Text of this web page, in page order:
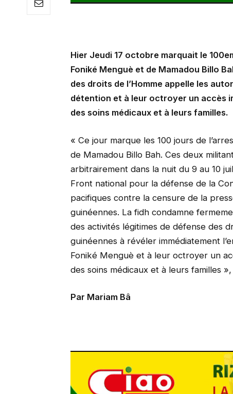
Hier Jeudi 17 octobre marquait le
Foniké Menguè et de Mamadou Billo
des droits de l’Homme appelle les
détention et à leur octroyer un accès
des soins médicaux et à leurs familles.
« Ce jour marque les 100 jours de
de Mamadou Billo Bah. Ces deux
arbitrairement dans la nuit du 9 au 10
Front national pour la défense de la
pacifiques contre la censure de la
guinéennes. La fidh condamne
des activités légitimes de défense des
guinéennes à révéler immédiatement
Foniké Menguè et à leur octroyer un
des soins médicaux et à leurs familles
Par Mariam Bâ